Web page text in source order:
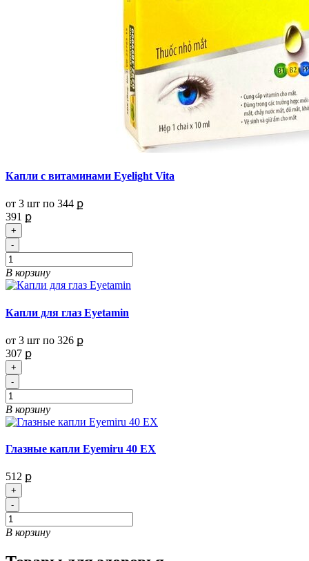
Капли с витаминами Eyelight Vita
от 3 шт по 344 ք
391 ք
+
-
В корзину
Капли для глаз Eyetamin
от 3 шт по 326 ք
307 ք
+
-
В корзину
Глазные капли Eyemiru 40 EX
512 ք
+
-
В корзину